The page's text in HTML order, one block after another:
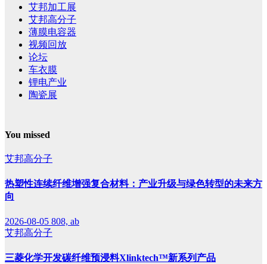
艾邦加工展
艾邦高分子
薄膜电容器
视频回放
论坛
车衣膜
锂电产业
陶瓷展
You missed
艾邦高分子
热塑性连续纤维增强复合材料：产业升级与绿色转型的未来方
向
2026-08-05 808, ab
艾邦高分子
三菱化学开发碳纤维预浸料Xlinktech™新系列产品